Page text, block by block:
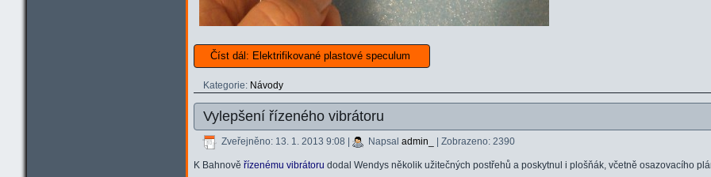
Číst dál: Elektrifikované plastové speculum
Kategorie: Návody
Vylepšení řízeného vibrátoru
Zveřejněno: 13. 1. 2013 9:08 Napsal admin_ | Zobrazeno: 2390
K Bahnově řízenému vibrátoru dodal Wendys několik užitečných postřehů a poskytnul i plošňák, včetně osazovacího